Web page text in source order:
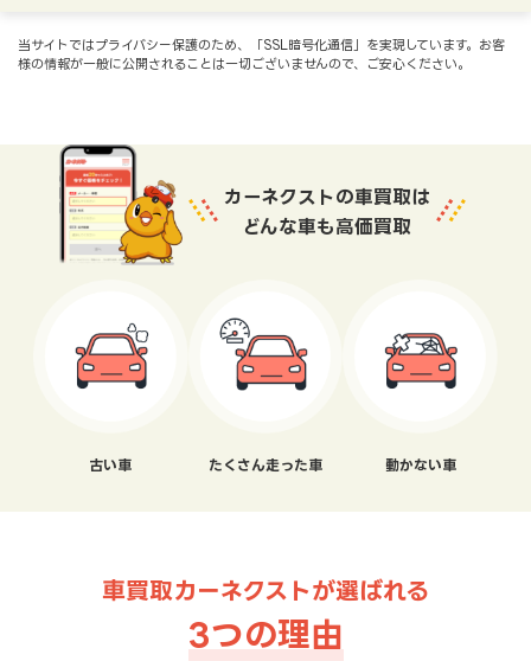
当サイトではプライバシー保護のため、「SSL暗号化通信」を実現しています。お客
様の情報が一般に公開されることは一切ございませんので、ご安心ください。
カーネクストの車買取は
どんな車も高価買取
古い車 たくさん走った車 動かない車
車買取カーネクストが選ばれる
3つの理由